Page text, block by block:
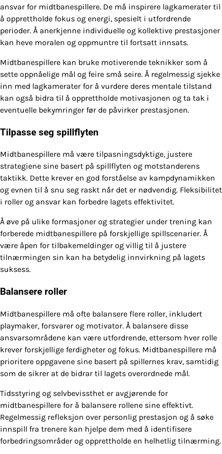
ansvar for midtbanespillere. De må inspirere lagkamerater til
å opprettholde fokus og energi, spesielt i utfordrende
perioder. Å anerkjenne individuelle og kollektive prestasjoner
kan heve moralen og oppmuntre til fortsatt innsats.
Midtbanespillere kan bruke motiverende teknikker som å
sette oppnåelige mål og feire små seire. Å regelmessig sjekke
inn med lagkamerater for å vurdere deres mentale tilstand
kan også bidra til å opprettholde motivasjonen og ta tak i
eventuelle bekymringer før de påvirker prestasjonen.
Tilpasse seg spillflyten
Midtbanespillere må være tilpasningsdyktige, justere
strategiene sine basert på spillflyten og motstanderens
taktikk. Dette krever en god forståelse av kampdynamikken
og evnen til å snu seg raskt når det er nødvendig. Fleksibilitet
i roller og ansvar kan forbedre lagets effektivitet.
Å øve på ulike formasjoner og strategier under trening kan
forberede midtbanespillere på forskjellige spillscenarier. Å
være åpen for tilbakemeldinger og villig til å justere
tilnærmingen sin kan ha betydelig innvirkning på lagets
suksess.
Balansere roller
Midtbanespillere må ofte balansere flere roller, inkludert
playmaker, forsvarer og motivator. Å balansere disse
ansvarsområdene kan være utfordrende, ettersom hver rolle
krever forskjellige ferdigheter og fokus. Midtbanespillere må
prioritere oppgavene sine basert på spillernes krav, samtidig
som de sikrer at de bidrar til lagets overordnede mål.
Tidsstyring og selvbevissthet er avgjørende for
midtbanespillere for å balansere rollene sine effektivt.
Regelmessig refleksjon over personlig prestasjon og å søke
innspill fra trenere kan hjelpe dem med å identifisere
forbedringsområder og opprettholde en helhetlig tilnærming.